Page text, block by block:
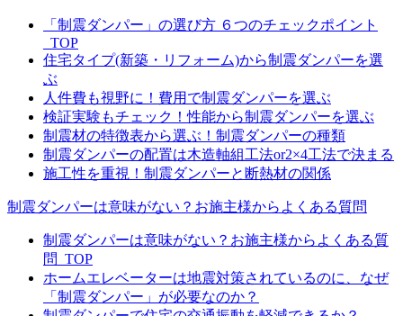
「制震ダンパー」の選び方 ６つのチェックポイント
_TOP
住宅タイプ(新築・リフォーム)から制震ダンパーを選
ぶ
人件費も視野に！費用で制震ダンパーを選ぶ
検証実験もチェック！性能から制震ダンパーを選ぶ
制震材の特徴表から選ぶ！制震ダンパーの種類
制震ダンパーの配置は木造軸組工法or2×4工法で決まる
施工性を重視！制震ダンパーと断熱材の関係
制震ダンパーは意味がない？お施主様からよくある質問
制震ダンパーは意味がない？お施主様からよくある質
問_TOP
ホームエレベーターは地震対策されているのに、なぜ
「制震ダンパー」が必要なのか？